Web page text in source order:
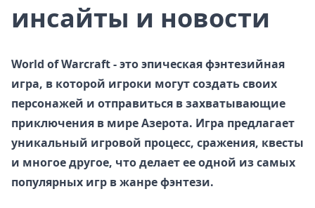
инсайты и новости
World of Warcraft - это эпическая фэнтезийная
игра, в которой игроки могут создать своих
персонажей и отправиться в захватывающие
приключения в мире Азерота. Игра предлагает
уникальный игровой процесс, сражения, квесты
и многое другое, что делает ее одной из самых
популярных игр в жанре фэнтези.